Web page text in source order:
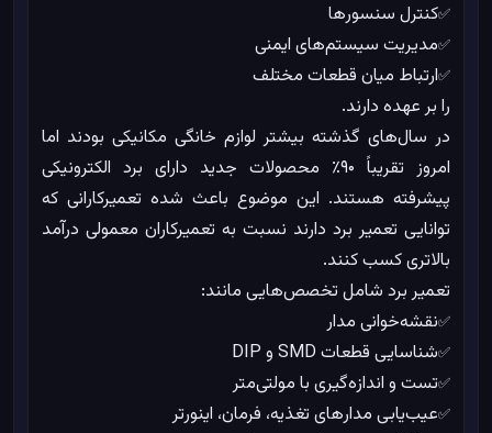
✅کنترل سنسورها
✅مدیریت سیستم‌های ایمنی
✅ارتباط میان قطعات مختلف
را بر عهده دارند.
در سال‌های گذشته بیشتر لوازم خانگی مکانیکی بودند اما
امروز تقریباً ۹۰٪ محصولات جدید دارای برد الکترونیکی
پیشرفته هستند. این موضوع باعث شده تعمیرکارانی که
توانایی تعمیر برد دارند نسبت به تعمیرکاران معمولی درآمد
بالاتری کسب کنند.
تعمیر برد شامل تخصص‌هایی مانند:
✅نقشه‌خوانی مدار
✅شناسایی قطعات SMD و DIP
✅تست و اندازه‌گیری با مولتی‌متر
✅عیب‌یابی مدارهای تغذیه، فرمان، اینورتر